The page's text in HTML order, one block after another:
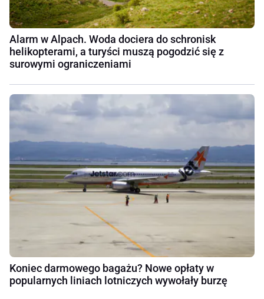
Alarm w Alpach. Woda dociera do schronisk
helikopterami, a turyści muszą pogodzić się z
surowymi ograniczeniami
Koniec darmowego bagażu? Nowe opłaty w
popularnych liniach lotniczych wywołały burzę